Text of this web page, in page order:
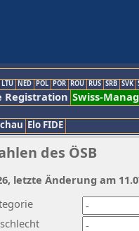
LTU NED POL POR ROU RUS SRB SVK
Registration Swiss-
Elo FIDE
des ÖSB
letzte Änderung am